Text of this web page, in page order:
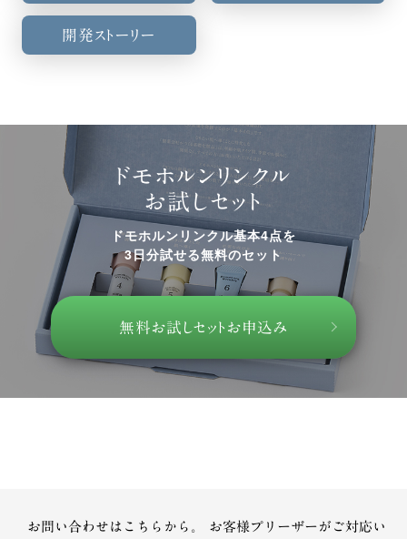
開発ストーリー
ドモホルンリンクル
お試しセット
ドモホルンリンクル基本4点を
3日分試せる無料のセット
無料お試しセットお申込み
お問い合わせはこちらから。
お客様プリーザーがご対応い